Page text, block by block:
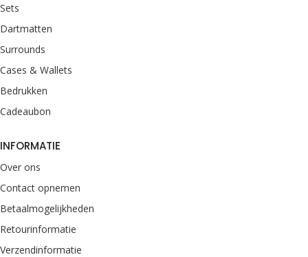
Sets
Dartmatten
Surrounds
Cases & Wallets
Bedrukken
Cadeaubon
INFORMATIE
Over ons
Contact opnemen
Betaalmogelijkheden
Retourinformatie
Verzendinformatie